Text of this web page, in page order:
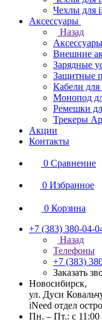
Чехлы для
Аксессуары
Назад
Аксессуары
Внешние
Зарядные
Защитные
Кабели для
Монопод
Ремешки
Трекеры
Акции
Контакты
0 Сравнение
0 Избранное
0 Корзина
+7 (383) 380-04-
Назад
Телефоны
+7 (383)
Заказать
Новосибирск,
ул. Дуси
iNeed отдел
Пн. – Пт.: с 11:00